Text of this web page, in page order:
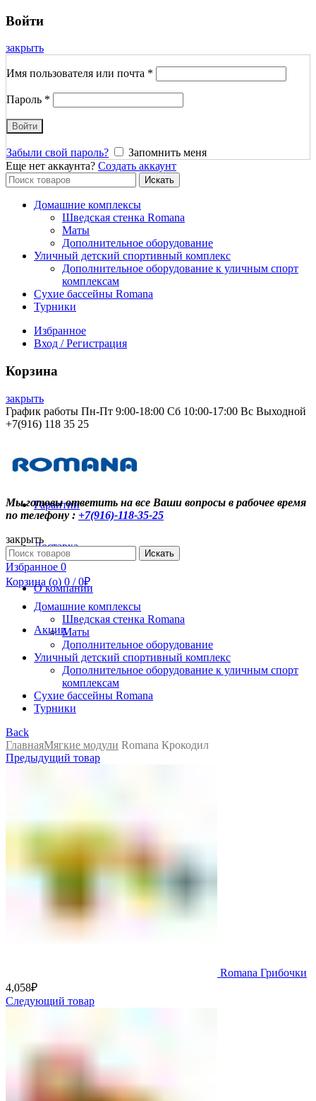
Войти
закрыть
Имя пользователя или почта *
Пароль *
Войти
Забыли свой пароль?
Запомнить меня
Еще нет аккаунта? Создать аккаунт
Search
for:
Искать
Домашние комплексы
Шведская стенка Romana
Маты
Дополнительное оборудование
Уличный детский спортивный комплекс
Дополнительное оборудование к уличным спорт
комплексам
Сухие бассейны Romana
Турники
Избранное
Вход / Регистрация
Корзина
закрыть
График работы Пн-Пт 9:00-18:00 Сб 10:00-17:00 Вс Выходной
+7(916) 118 35 25
Контакты
Гарантии
Доставка
О компании
Акции
Мы готовы ответить на все Ваши вопросы в рабочее время
по телефону : +7(916)-118-35-25
закрыть
Search
for:
Искать
Избранное 0
Корзина (o) 0 / 0₽
Домашние комплексы
Шведская стенка Romana
Маты
Дополнительное оборудование
Уличный детский спортивный комплекс
Дополнительное оборудование к уличным спорт
комплексам
Сухие бассейны Romana
Турники
Back
ГлавнаяМягкие модули Romana Крокодил
Предыдущий товар
Romana Грибочки
4,058₽
Следующий товар